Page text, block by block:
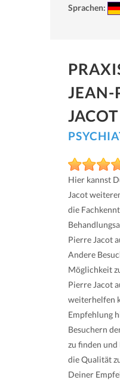
Sprachen:
JEAN-
JACOT
Hier kannst
Jacot
die
Pierre Jacot
Andere
Möglichkeit
Pierre Jacot
weiterhelfen
Empfehlung
Besuchern
zu finden und
die Qualität
Deiner